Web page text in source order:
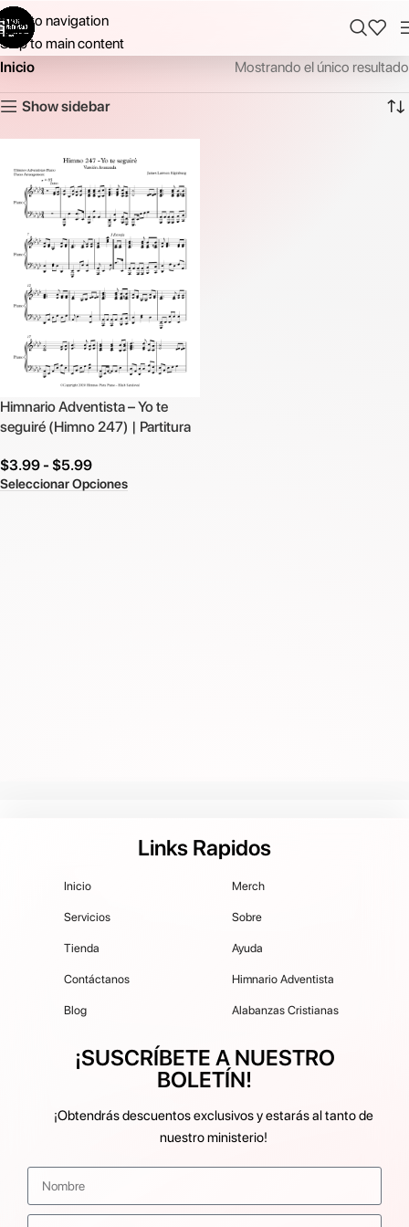
Skip to navigation
Skip to main content
Inicio
Mostrando el único resultado
Show sidebar
Himnario Adventista – Yo te
seguiré (Himno 247) | Partitura
$3.99 - $5.99
Seleccionar Opciones
Links Rapidos
Inicio
Servicios
Tienda
Contáctanos
Blog
Merch
Sobre
Ayuda
Himnario Adventista
Alabanzas Cristianas
¡SUSCRÍBETE A NUESTRO
BOLETÍN!
¡Obtendrás descuentos exclusivos y estarás al tanto de
nuestro ministerio!